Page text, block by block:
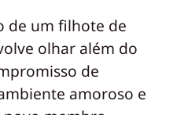
de um filhote de
olhar além do
de
amoroso e